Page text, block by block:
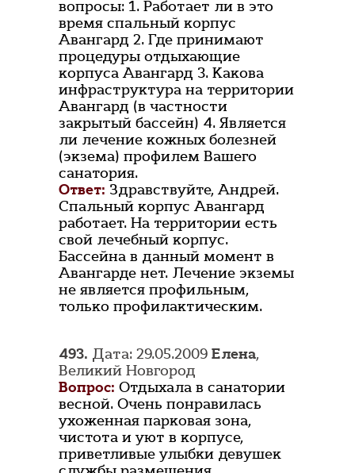
вопросы: 1. Работает ли в это
время спальный корпус
Авангард 2. Где принимают
процедуры отдыхающие
корпуса Авангард 3. Какова
инфраструктура на территории
Авангард (в частности
закрытый бассейн) 4. Является
ли лечение кожных болезней
(экзема) профилем Вашего
санатория.
Ответ: Здравствуйте, Андрей.
Спальный корпус Авангард
работает. На территории есть
свой лечебный корпус.
Бассейна в данный момент в
Авангарде нет. Лечение экземы
не является профильным,
только профилактическим.
493. Дата: 29.05.2009 Елена,
Великий Новгород
Вопрос: Отдыхала в санатории
весной. Очень понравилась
ухоженная парковая зона,
чистота и уют в корпусе,
приветливые улыбки девушек